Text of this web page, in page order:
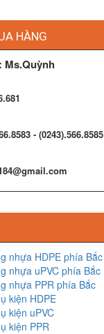
HÀNG
Ms.Quỳnh
- (0243).566.8585
nhựa HDPE phía Bắc
nhựa uPVC phía Bắc
nhựa PPR phía Bắc
kiện HDPE
kiện uPVC
kiện PPR